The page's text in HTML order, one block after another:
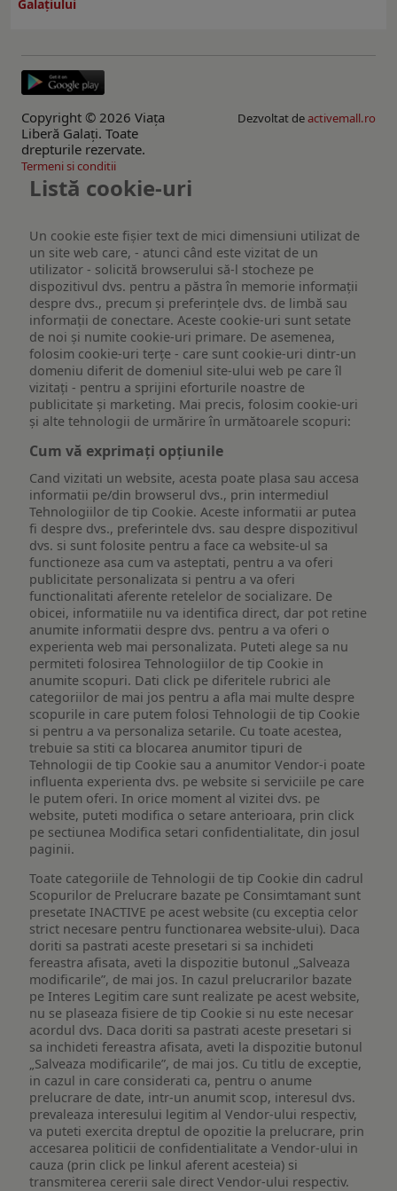
Galaţiului
Copyright © 2026 Viaţa
Liberă Galaţi. Toate
drepturile rezervate.
Dezvoltat deactivemall.ro
Termeni si conditii
Listă cookie-uri
Un cookie este fişier text de mici dimensiuni utilizat de
un site web care, - atunci când este vizitat de un
utilizator - solicită browserului să-l stocheze pe
dispozitivul dvs. pentru a păstra în memorie informații
despre dvs., precum și preferințele dvs. de limbă sau
informații de conectare. Aceste cookie-uri sunt setate
de noi și numite cookie-uri primare. De asemenea,
folosim cookie-uri terțe - care sunt cookie-uri dintr-un
domeniu diferit de domeniul site-ului web pe care îl
vizitați - pentru a sprijini eforturile noastre de
publicitate și marketing. Mai precis, folosim cookie-uri
și alte tehnologii de urmărire în următoarele scopuri:
Cum vă exprimați opțiunile
Cand vizitati un website, acesta poate plasa sau accesa
informatii pe/din browserul dvs., prin intermediul
Tehnologiilor de tip Cookie. Aceste informatii ar putea
fi despre dvs., preferintele dvs. sau despre dispozitivul
dvs. si sunt folosite pentru a face ca website-ul sa
functioneze asa cum va asteptati, pentru a va oferi
publicitate personalizata si pentru a va oferi
functionalitati aferente retelelor de socializare. De
obicei, informatiile nu va identifica direct, dar pot retine
anumite informatii despre dvs. pentru a va oferi o
experienta web mai personalizata. Puteti alege sa nu
permiteti folosirea Tehnologiilor de tip Cookie in
anumite scopuri. Dati click pe diferitele rubrici ale
categoriilor de mai jos pentru a afla mai multe despre
scopurile in care putem folosi Tehnologii de tip Cookie
si pentru a va personaliza setarile. Cu toate acestea,
trebuie sa stiti ca blocarea anumitor tipuri de
Tehnologii de tip Cookie sau a anumitor Vendor-i poate
influenta experienta dvs. pe website si serviciile pe care
le putem oferi. In orice moment al vizitei dvs. pe
website, puteti modifica o setare anterioara, prin click
pe sectiunea Modifica setari confidentialitate, din josul
paginii.
Toate categoriile de Tehnologii de tip Cookie din cadrul
Scopurilor de Prelucrare bazate pe Consimtamant sunt
presetate INACTIVE pe acest website (cu exceptia celor
strict necesare pentru functionarea website-ului). Daca
doriti sa pastrati aceste presetari si sa inchideti
fereastra afisata, aveti la dispozitie butonul „Salveaza
modificarile”, de mai jos. In cazul prelucrarilor bazate
pe Interes Legitim care sunt realizate pe acest website,
nu se plaseaza fisiere de tip Cookie si nu este necesar
acordul dvs. Daca doriti sa pastrati aceste presetari si
sa inchideti fereastra afisata, aveti la dispozitie butonul
„Salveaza modificarile”, de mai jos. Cu titlu de exceptie,
in cazul in care considerati ca, pentru o anume
prelucrare de date, intr-un anumit scop, interesul dvs.
prevaleaza interesului legitim al Vendor-ului respectiv,
va puteti exercita dreptul de opozitie la prelucrare, prin
accesarea politicii de confidentialitate a Vendor-ului in
cauza (prin click pe linkul aferent acesteia) si
transmiterea cererii sale direct Vendor-ului respectiv.